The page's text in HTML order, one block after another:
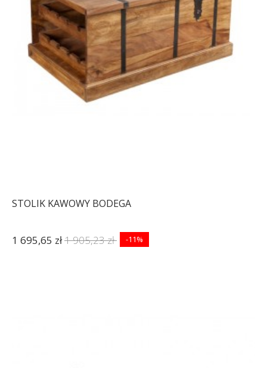
BIURKO CENTURY
100X45 CM DĄB BIELONY
1 190,54 zł1 469,80 zł
-19%
STOLIK KAWOWY BODEGA
1 695,65 zł1 905,23 zł -11%